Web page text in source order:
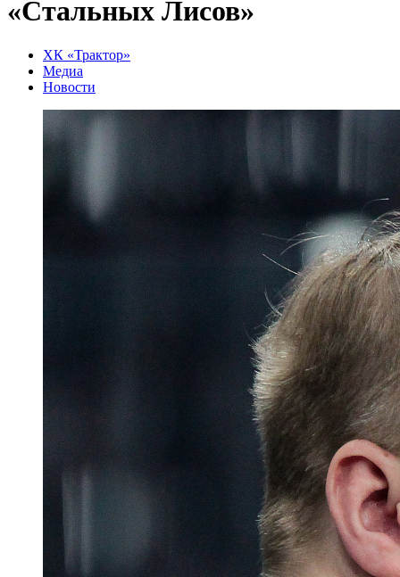
«Стальных Лисов»
ХК «Трактор»
Медиа
Новости